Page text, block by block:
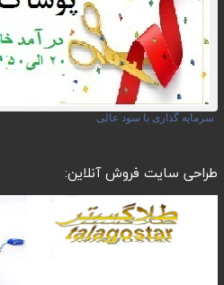
سرمایه گذاری با سود عالی
طراحی سایت فروش آنلاین: